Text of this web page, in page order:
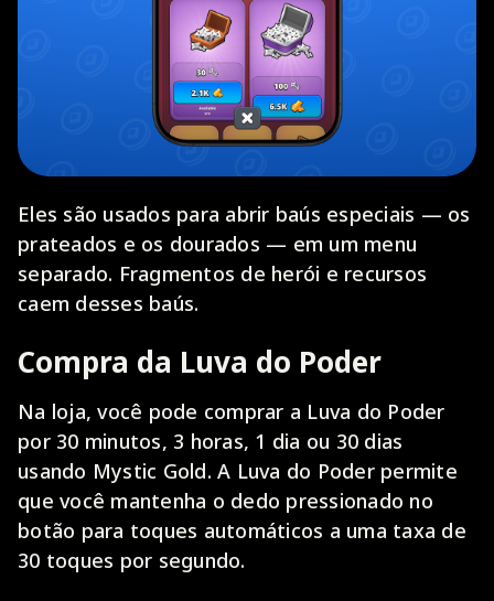
Eles são usados para abrir baús especiais — os
prateados e os dourados — em um menu
separado. Fragmentos de herói e recursos
caem desses baús.
Compra da Luva do Poder
Na loja, você pode comprar a Luva do Poder
por 30 minutos, 3 horas, 1 dia ou 30 dias
usando Mystic Gold. A Luva do Poder permite
que você mantenha o dedo pressionado no
botão para toques automáticos a uma taxa de
30 toques por segundo.